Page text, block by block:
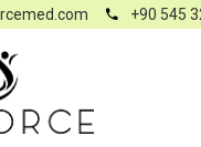
+90 545